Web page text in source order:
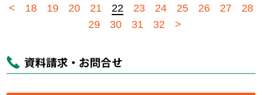
< 18 19 20 21 22 23 24 25 26 27
28
29
30 31 32 >